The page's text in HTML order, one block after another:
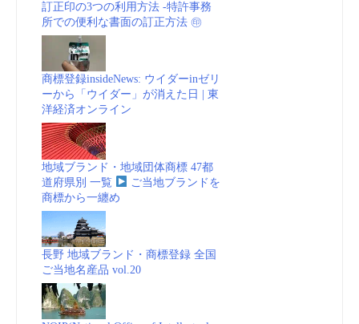
訂正印の3つの利用方法 -特許事務
所での便利な書面の訂正方法 ㊞
商標登録insideNews: ウイダーinゼリ
ーから「ウイダー」が消えた日 | 東
洋経済オンライン
地域ブランド・地域団体商標 47都
道府県別 一覧
ご当地ブランドを
商標から一纏め
長野 地域ブランド・商標登録 全国
ご当地名産品 vol.20